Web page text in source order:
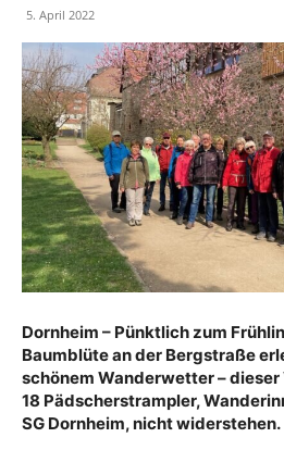
5. April 2022
Dornheim – Pünktlich zum
Baumblüte an der Bergstraße
schönem Wanderwetter –
18 Pädscherstrampler,
SG Dornheim, nicht widerstehen.